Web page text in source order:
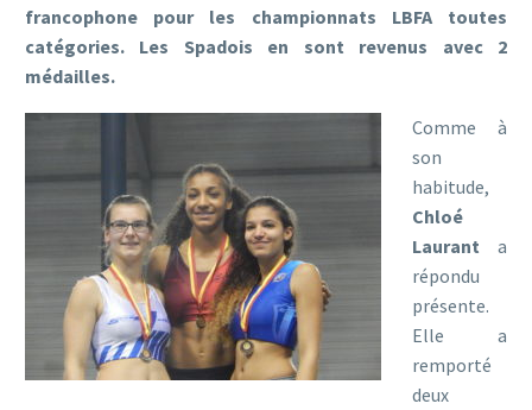
francophone pour les championnats LBFA toutes
catégories. Les Spadois en sont revenus avec 2
médailles.
Comme à
son
habitude,
Chloé
Laurant a
répondu
présente.
Elle a
remporté
deux